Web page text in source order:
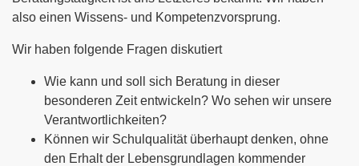
also einen Wissens- und Kompetenzvorsprung.
Wir haben folgende Fragen diskutiert
Wie kann und soll sich Beratung in dieser
besonderen Zeit entwickeln? Wo sehen wir unsere
Verantwortlichkeiten?
Können wir Schulqualität überhaupt denken, ohne
den Erhalt der Lebensgrundlagen kommender